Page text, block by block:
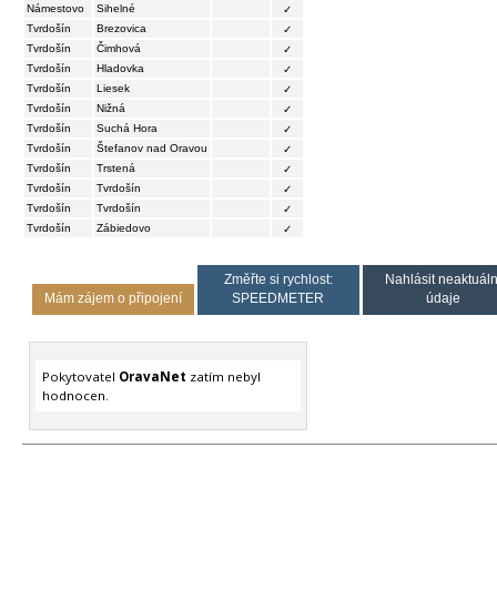
Námestovo
Sihelné
✓
Tvrdošín
Brezovica
✓
Tvrdošín
Čimhová
✓
Tvrdošín
Hladovka
✓
Tvrdošín
Liesek
✓
Tvrdošín
Nižná
✓
Tvrdošín
Suchá Hora
✓
Tvrdošín
Štefanov nad Oravou
✓
Tvrdošín
Trstená
✓
Tvrdošín
Tvrdošín
✓
Tvrdošín
Tvrdošín
✓
Tvrdošín
Zábiedovo ✓
Mám zájem o připojení
Změřte si rychlost:
SPEEDMETER
Nahlásit
údaje
Pokytovatel OravaNet zatím nebyl
hodnocen.